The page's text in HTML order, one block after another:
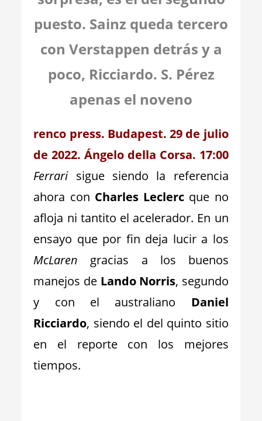
puesto. Sainz queda tercero
con Verstappen detrás y a
poco, Ricciardo. S. Pérez
apenas el noveno
renco press. Budapest. 29 de julio
de 2022. Ángelo della Corsa. 17:00
Ferrarisigue siendo la referencia
ahora con Charles Leclerc que no
afloja ni tantito el acelerador. En un
ensayo que por fin deja lucir a los
McLaren gracias a los buenos
manejos de Lando Norris, segundo
y con el australiano Daniel
Ricciardo, siendo el del quinto sitio
en el reporte con los mejores
tiempos.